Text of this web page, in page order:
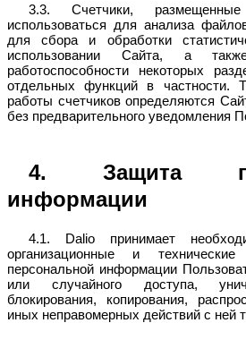
3.3. Счетчики,
использоваться для анализа
для сбора и обработки
использовании Сайта, а
работоспособности некоторых
отдельных функций в частности.
работы счетчиков определяются
без предварительного уведомления
4. Защита
информации
4.1. Dalio принимает
организационные и
персональной информации
или случайного доступа,
блокирования, копирования,
иных неправомерных действий с ней